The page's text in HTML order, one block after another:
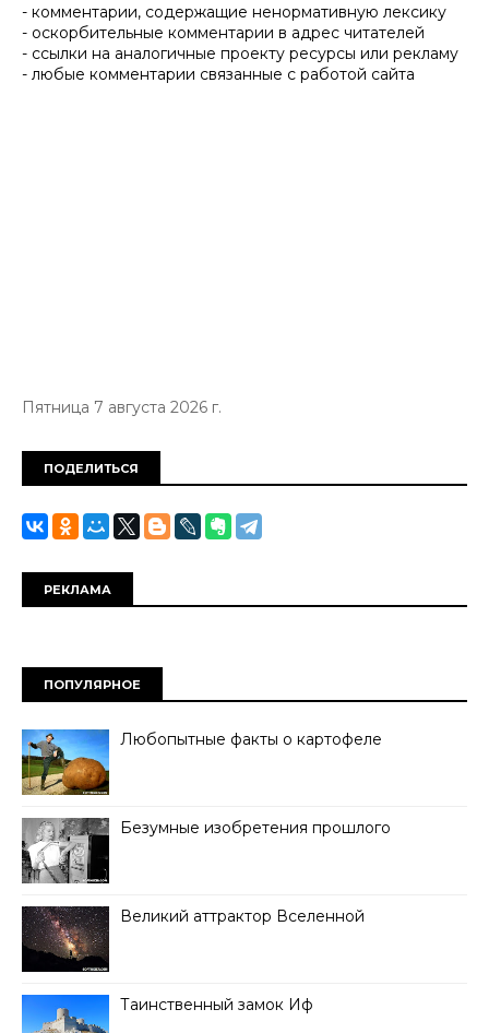
- комментарии, содержащие ненормативную лексику
- оскорбительные комментарии в адрес читателей
- ссылки на аналогичные проекту ресурсы или рекламу
- любые комментарии связанные с работой сайта
Пятница 7 августа 2026 г.
ПОДЕЛИТЬСЯ
РЕКЛАМА
ПОПУЛЯРНОЕ
Любопытные факты о картофеле
Безумные изобретения прошлого
Великий аттрактор Вселенной
Таинственный замок Иф